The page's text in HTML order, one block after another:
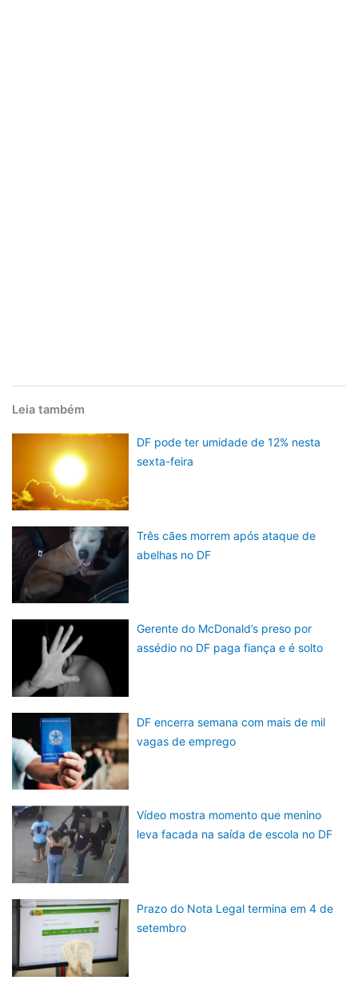
Leia também
DF pode ter umidade de 12% nesta
sexta-feira
Três cães morrem após ataque de
abelhas no DF
Gerente do McDonald’s preso por
assédio no DF paga fiança e é solto
DF encerra semana com mais de mil
vagas de emprego
Vídeo mostra momento que menino
leva facada na saída de escola no DF
Prazo do Nota Legal termina em 4 de
setembro